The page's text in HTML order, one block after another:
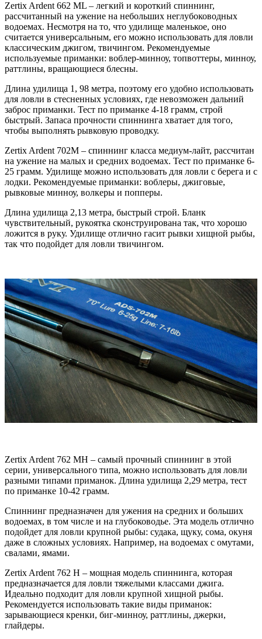
Zertix Ardent 662 ML – легкий и короткий спиннинг,
рассчитанный на ужение на небольших неглубоководных
водоемах. Несмотря на то, что удилище маленькое, оно
считается универсальным, его можно использовать для ловли
классическим джигом, твичингом. Рекомендуемые
используемые приманки: воблер-минноу, топвоттеры, минноу,
раттлины, вращающиеся блесны.
Длина удилища 1, 98 метра, поэтому его удобно использовать
для ловли в стесненных условиях, где невозможен дальний
заброс приманки. Тест по приманке 4-18 грамм, строй
быстрый. Запаса прочности спиннинга хватает для того,
чтобы выполнять рывковую проводку.
Zertix Ardent 702М – спиннинг класса медиум-лайт, рассчитан
на ужение на малых и средних водоемах. Тест по приманке 6-
25 грамм. Удилище можно использовать для ловли с берега и с
лодки. Рекомендуемые приманки: воблеры, джиговые,
рывковые минноу, волкеры и попперы.
Длина удилища 2,13 метра, быстрый строй. Бланк
чувствительный, рукоятка сконструирована так, что хорошо
ложится в руку. Удилище отлично гасит рывки хищной рыбы,
так что подойдет для ловли твичингом.
Zertix Ardent 762 МН – самый прочный спиннинг в этой
серии, универсального типа, можно использовать для ловли
разными типами приманок. Длина удилища 2,29 метра, тест
по приманке 10-42 грамм.
Спиннинг предназначен для ужения на средних и больших
водоемах, в том числе и на глубоководье. Эта модель отлично
подойдет для ловли крупной рыбы: судака, щуку, сома, окуня
даже в сложных условиях. Например, на водоемах с омутами,
свалами, ямами.
Zertix Ardent 762 Н – мощная модель спиннинга, которая
предназначается для ловли тяжелыми классами джига.
Идеально подходит для ловли крупной хищной рыбы.
Рекомендуется использовать такие виды приманок:
зарывающиеся кренки, биг-минноу, раттлины, джерки,
глайдеры.